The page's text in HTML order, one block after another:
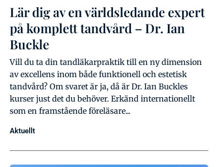
Lär dig av en världsledande expert
på komplett tandvård – Dr. Ian
Buckle
Vill du ta din tandläkarpraktik till en ny dimension
av excellens inom både funktionell och estetisk
tandvård? Om svaret är ja, då är Dr. Ian Buckles
kurser just det du behöver. Erkänd internationellt
som en framstående föreläsare...
Aktuellt